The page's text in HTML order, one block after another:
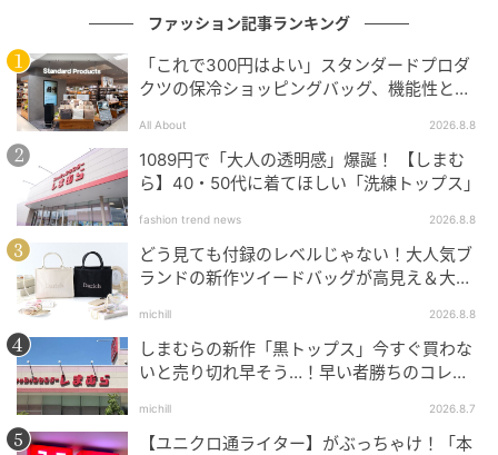
ファッション記事ランキング
「これで300円はよい」スタンダードプロダ
クツの保冷ショッピングバッグ、機能性とデ
All About 2026.8.8
1089円で「大人の透明感」爆誕！ 【しまむ
ら】40・50代に着てほしい「洗練トップス」
fashion trend news 2026.8.8
どう見ても付録のレベルじゃない！大人気ブ
ランドの新作ツイードバッグが高見え＆大容
michill 2026.8.8
しまむらの新作「黒トップス」今すぐ買わな
いと売り切れ早そう…！早い者勝ちのコレ買
michill 2026.8.7
【ユニクロ通ライター】がぶっちゃけ！「本